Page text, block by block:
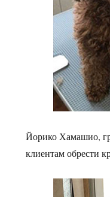
Йорико Хамашио,
клиентам обрести